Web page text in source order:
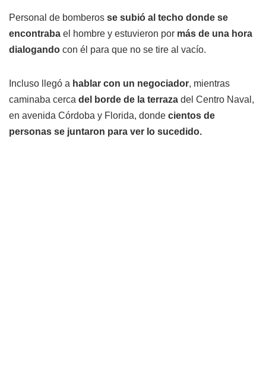
Personal de bomberos se subió al techo donde se
encontraba el hombre y estuvieron por más de una hora
dialogando con él para que no se tire al vacío.
Incluso llegó a hablar con un negociador, mientras
caminaba cerca del borde de la terraza del Centro Naval,
en avenida Córdoba y Florida, donde cientos de
personas se juntaron para ver lo sucedido.